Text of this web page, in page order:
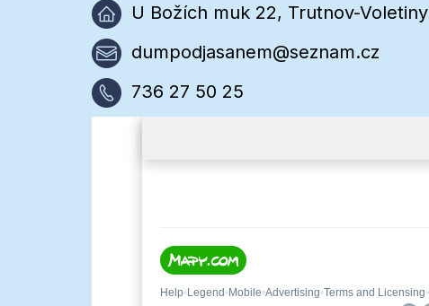
U Božích muk 22, Trutnov-Voletiny
dumpodjasanem@seznam.cz
736 27 50 25